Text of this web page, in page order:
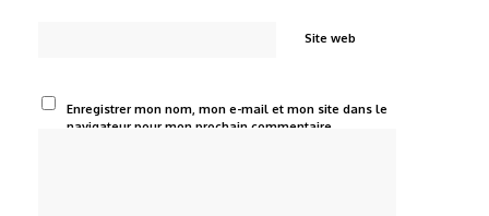
Site web
Enregistrer mon nom, mon e-mail et mon site dans le
navigateur pour mon prochain commentaire.